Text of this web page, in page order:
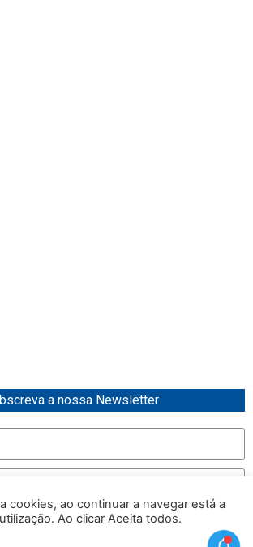
a nossa Newsletter
Enviar
cookies, ao continuar a navegar está a
Ao clicar Aceita todos.